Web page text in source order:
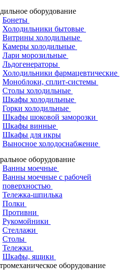
оборудование
Бонеты
Холодильники бытовые
Витрины холодильные
Камеры холодильные
Лари морозильные
Льдогенераторы
Холодильники фармацевтические
Моноблоки, сплит-системы
Столы холодильные
Шкафы холодильные
Горки холодильные
Шкафы шоковой заморозки
Шкафы винные
Шкафы для икры
Выносное холодоснабжение
оборудование
Ванны моечные
Ванны моечные с рабочей
поверхностью
Тележка-шпилька
Полки
Противни
Рукомойники
Стеллажи
Столы
Тележки
Шкафы, ящики
оборудование